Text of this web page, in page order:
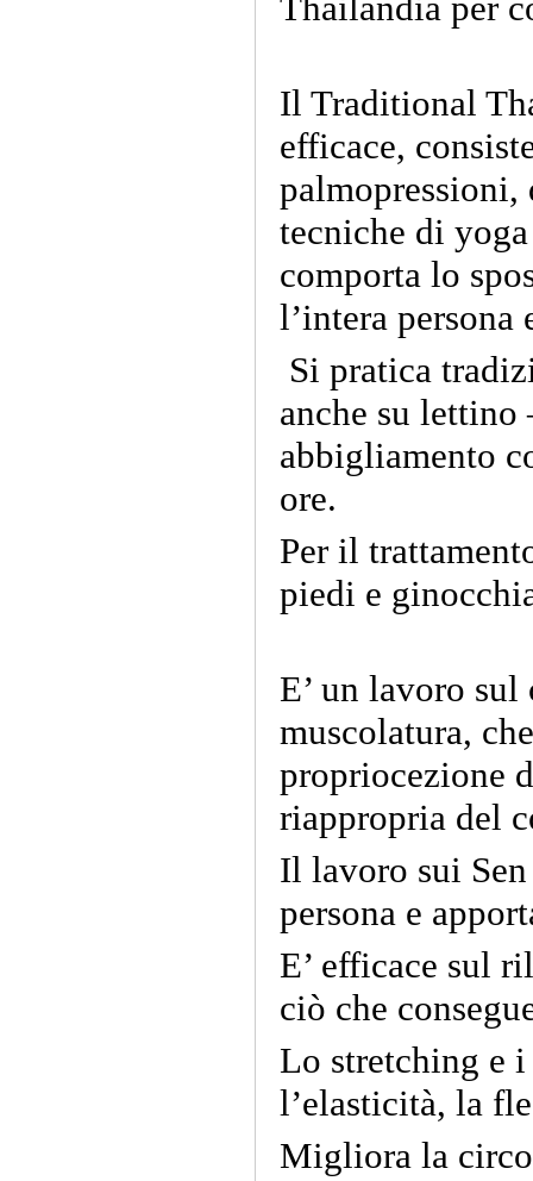
Il Traditional
efficace,
palmopressioni,
tecniche di
comporta lo
l’intera
Si pratica
anche su
abbigliamento
ore.
Per il
piedi e
E’ un lavoro
muscolatura,
propriocezione
riappropria del
Il lavoro sui
persona e
E’ efficace sul
ciò che
Lo stretching e
l’elasticità, la
Migliora la